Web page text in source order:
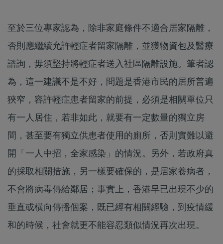
至於三位專家認為，除非家庭條件不適合居家隔離，
否則應繼續允許輕症者留家隔離，並獲物資包及醫療
諮詢，毋須堅持將輕症者送入社區隔離設施。筆者認
為，這一建議不是不好，問題是香港市民的居所普遍
狹窄，容許輕症患者留家的前提，必須是相關單位只
有一人居住，若非如此，就要有一定數量的獨立房
間，甚至要有獨立供患者使用的廁所，否則實難以避
開「一人中招，全家感染」的情況。另外，若政府真
的採取相關措施，另一樣要確保的，是居家養病者，
不會將病毒傳給鄰居；事實上，香港早已出現不少的
垂直或橫向傳播個案，既已經有相關經驗，到疫情緩
和的時候，社會就更不能容忍類似情況再次出現。